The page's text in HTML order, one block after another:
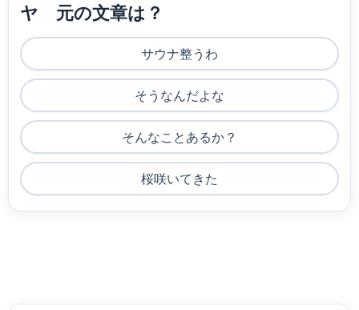
ヤ 元の文章は？
サウナ整うわ
そうなんだよな
そんなことあるか？
桜咲いてきた